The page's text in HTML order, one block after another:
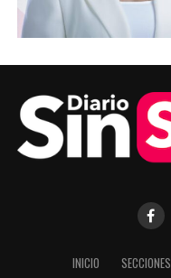
INICIO SECCIONES